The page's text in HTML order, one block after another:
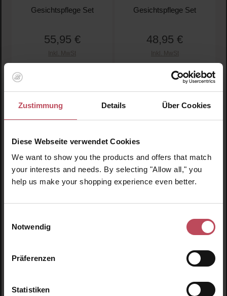
Zustimmung Details Über Cookies
Diese Webseite verwendet Cookies
We want to show you the products and offers that match
your interests and needs. By selecting "Allow all," you
help us make your shopping experience even better.
Notwendig
Präferenzen
Statistiken
Gesichtspflege Set
Regulärer Preis:
55,95 €
Inkl. MwSt
Produkt Anzahl: Gib den gewünschten Wert ein
Gesichtspflege Set
Regulärer Preis:
48,95 €
Inkl. MwSt
Produkt Anzahl: Gib
Marvis
Inkl. MwSt
White Glo
Choice Travel Set Whitening
Toothpaste + Toothbrush
Zahnpflege Set